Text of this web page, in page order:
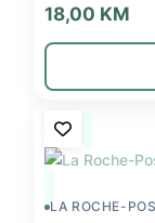
18,00 KM
LA ROCHE-